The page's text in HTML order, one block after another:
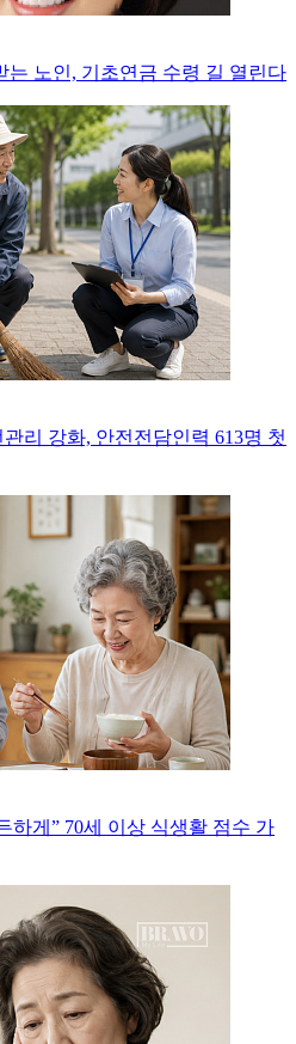
는 노인, 기초연금 수령 길 열린다
리 강화, 안전전담인력 613명 첫
하게” 70세 이상 식생활 점수 가